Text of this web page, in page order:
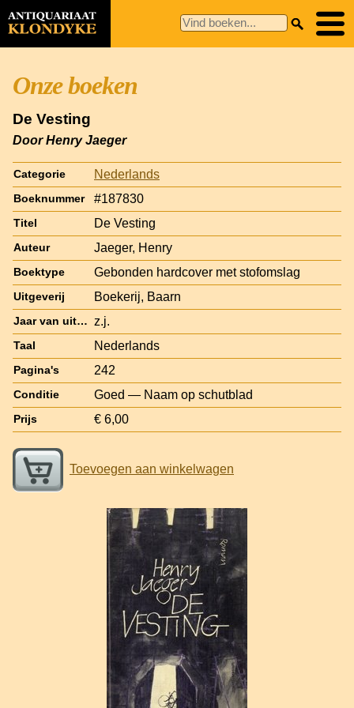
Onze boeken
De Vesting
Door Henry Jaeger
Categorie Nederlands
Boeknummer #187830
Titel De Vesting
Auteur Jaeger, Henry
Boektype Gebonden hardcover met stofomslag
Uitgeverij Boekerij, Baarn
Jaar van uitgave z.j.
Taal Nederlands
Pagina's 242
Conditie Goed — Naam op schutblad
Prijs € 6,00
Toevoegen aan winkelwagen